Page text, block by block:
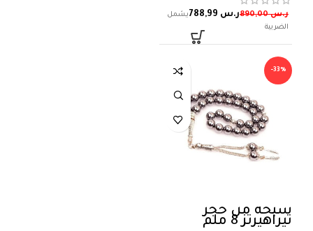
ر.س890,00 ر.س
-33%
سبحة من حجر
تيراهيرتز 8 ملم